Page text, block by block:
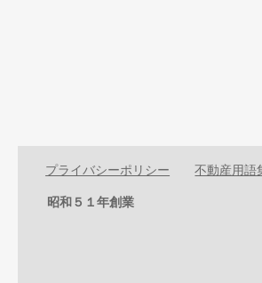
プライバシーポリシー 不動産用語
昭和５１年創業